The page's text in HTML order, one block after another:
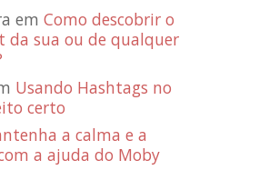
em Como descobrir o
da sua ou de qualquer
Usando Hashtags no
certo
a calma e a
a ajuda do Moby